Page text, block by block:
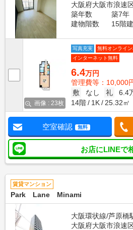
大阪府大阪市浪速
築年数
築7年
建物階数
15階建
画像 : 23枚
写真充実
無料オンライ
インターネット無料
6.4万円
管理費等：10,000
敷
なし 礼
6.4
14階
1K 25.32㎡
空室確認 無料
お店にLINEで
賃貸マンション
Park Lane Minami
大阪環状線/芦原橋
大阪府大阪市浪速